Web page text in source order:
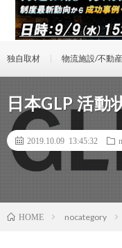
独自取材 物流施設/不動産
日本GLP 活動
2019.10.09 13:45:32
HOME nocategory